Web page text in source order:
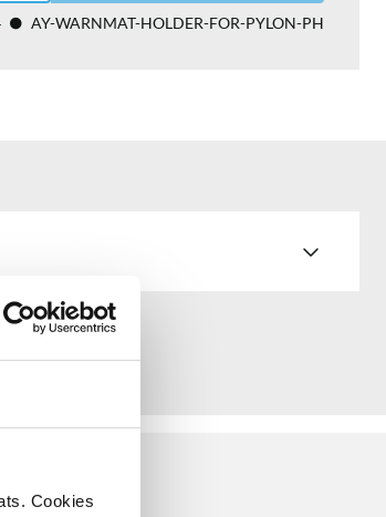
Cookies
AY-WARNMAT-HOLDER-FOR-PYLON-PH